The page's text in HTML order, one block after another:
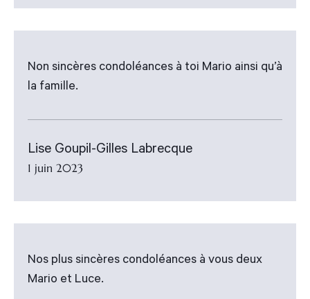
Non sincères condoléances à toi Mario ainsi qu’à
la famille.
Lise Goupil-Gilles Labrecque
1 juin 2023
Nos plus sincères condoléances à vous deux
Mario et Luce.